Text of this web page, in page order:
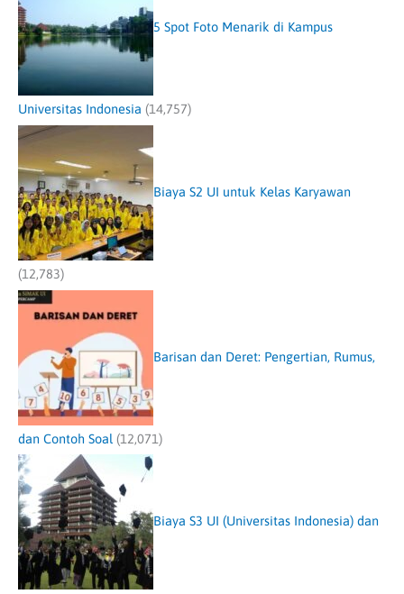
5 Spot Foto Menarik di Kampus
Universitas Indonesia (14,757)
Biaya S2 UI untuk Kelas Karyawan
(12,783)
Barisan dan Deret: Pengertian, Rumus,
dan Contoh Soal (12,071)
Biaya S3 UI (Universitas Indonesia) dan